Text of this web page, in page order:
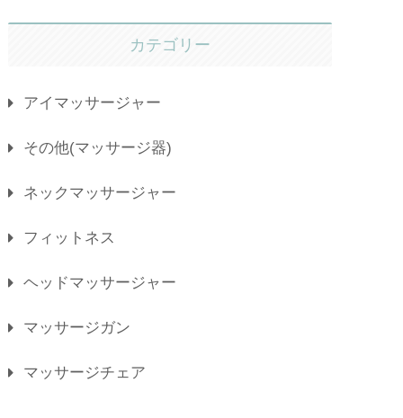
カテゴリー
アイマッサージャー
その他(マッサージ器)
ネックマッサージャー
フィットネス
ヘッドマッサージャー
マッサージガン
マッサージチェア